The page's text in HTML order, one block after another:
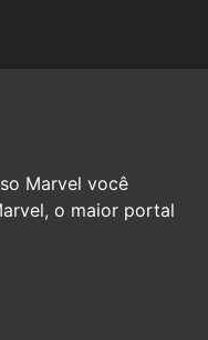
Marvel você
o maior portal